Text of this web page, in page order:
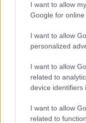
I want to allow
Google for
I want to allow
personalized
I want to allow
related to
device identifiers
I want to allow
related to
24 szín
színes_ötletek• 2025.